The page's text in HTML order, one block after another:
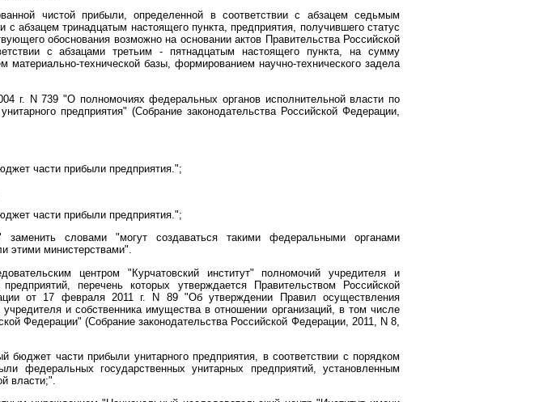
чистой прибыли, определенной в соответствии с абзацем седьмым
абзацем тринадцатым настоящего пункта, предприятия, получившего статус
обоснования возможно на основании актов Правительства Российской
с абзацами третьим - пятнадцатым настоящего пункта, на сумму
технической базы, формированием научно-технического задела
г. N 739 "О полномочиях федеральных органов исполнительной власти по
предприятия" (Собрание законодательства Российской Федерации,
части прибыли предприятия.";
части прибыли предприятия.";
заменить словами "могут создаваться такими федеральными органами
этими министерствами".
центром "Курчатовский институт" полномочий учредителя и
перечень которых утверждается Правительством Российской
от 17 февраля 2011 г. N 89 "Об утверждении Правил осуществления
и собственника имущества в отношении организаций, в том числе
Федерации" (Собрание законодательства Российской Федерации, 2011, N 8,
части прибыли унитарного предприятия, в соответствии с порядком
федеральных государственных унитарных предприятий, установленным
власти;".